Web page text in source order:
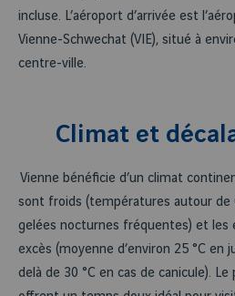
incluse. L’aéroport d’arrivée est
Vienne-Schwechat (VIE), situé à
centre-ville.
Climat et
Vienne bénéficie d’un climat
sont froids (températures autour de
gelées nocturnes fréquentes) et les
excès (moyenne d’environ 25 °C
delà de 30 °C en cas de canicule).